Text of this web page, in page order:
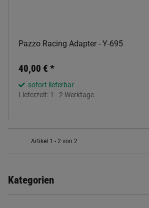
Pazzo Racing Adapter - Y-695
40,00 € *
sofort lieferbar
Lieferzeit: 1 - 2 Werktage
Artikel 1 - 2 von 2
Kategorien